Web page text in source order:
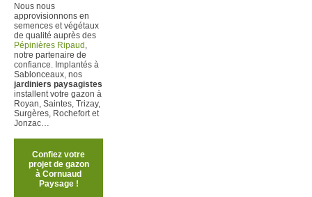
Nous nous
approvisionnons en
semences et végétaux
de qualité auprès des
Pépinières Ripaud,
notre partenaire de
confiance. Implantés à
Sablonceaux, nos
jardiniers paysagistes
installent votre gazon à
Royan, Saintes, Trizay,
Surgères, Rochefort et
Jonzac…
Confiez votre
projet de gazon
à Cornuaud
Paysage !